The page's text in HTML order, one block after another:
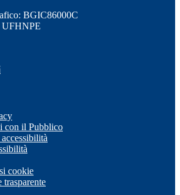
BGIC86000C
UFHNPE
con il Pubblico
cookie